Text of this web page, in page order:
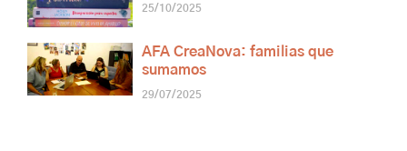
25/10/2025
AFA CreaNova: familias que
sumamos
29/07/2025